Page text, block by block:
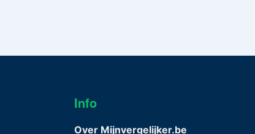
Info
Over Mijnvergelijker.be